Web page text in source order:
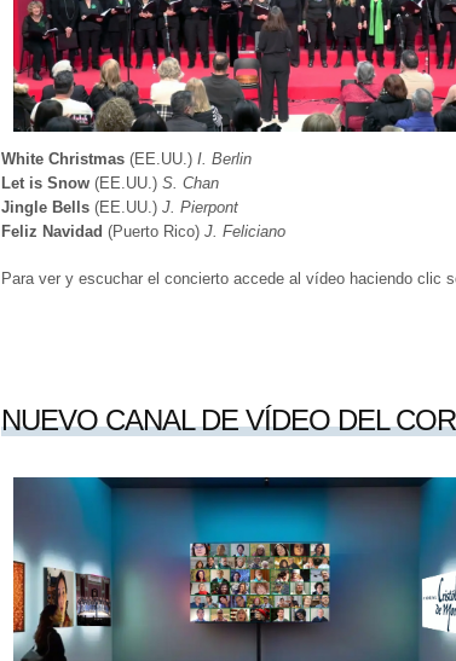
White Christmas (EE.UU.) I. Berlin
Let is Snow (EE.UU.) S. Chan
Jingle Bells (EE.UU.) J. Pierpont
Feliz Navidad (Puerto Rico) J. Feliciano
Para ver y escuchar el concierto accede al vídeo haciendo clic
NUEVO CANAL DE VÍDEO DEL